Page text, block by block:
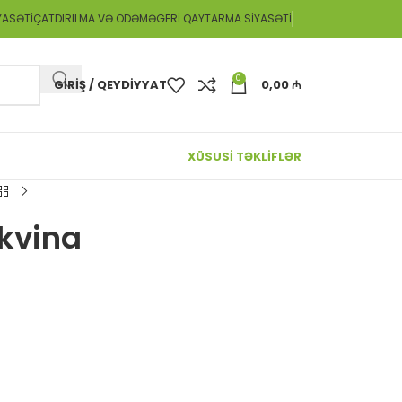
ÇATDIRILMA VƏ ÖDƏMƏGERI QAYTARMA SIYASƏTI
GIRIŞ / QEYDIYYAT 0 0,00₼
XÜSUSİ TƏKLİFLƏR